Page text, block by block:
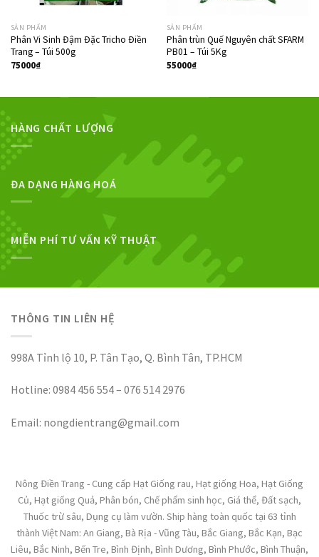
SẢN PHẨM
Phân Vi Sinh Đậm Đặc Tricho Điền
Trang – Túi 500g
75000₫
SẢN PHẨM
Phân trùn Quế Nguyên chất SFARM
PB01 – Túi 5Kg
55000₫
HÀNG CHẤT LƯỢNG
ĐA DẠNG HÀNG HOÁ
MIỄN PHÍ TƯ VẤN KỸ THUẬT
THÔNG TIN LIÊN HỆ
998A Tỉnh lộ 10, P. Tân Tạo, Q. Bình Tân, TP.HCM
Hotline: 0984 456 554 – 076 514 2976
Email: nongdientrang@gmail.com
Nông Điền Trang - Cung cấp Hạt Giống rau, Hạt giống Hoa, Hạt Giống
Củ, Hạt giống Quả, Phân bón, Chế phẩm sinh học, Giá thể, Đất sạch,
Thuốc trừ sâu, Dụng cụ làm vườn. Ship hàng toàn quốc tại 63 tỉnh
thành Việt Nam: An Giang, Bà Rịa - Vũng Tàu, Bắc Giang, Bắc Kạn, Bạc
Liêu, Bắc Ninh, Bến Tre, Bình Định, Bình Dương, Bình Phước, Bình Thuận,